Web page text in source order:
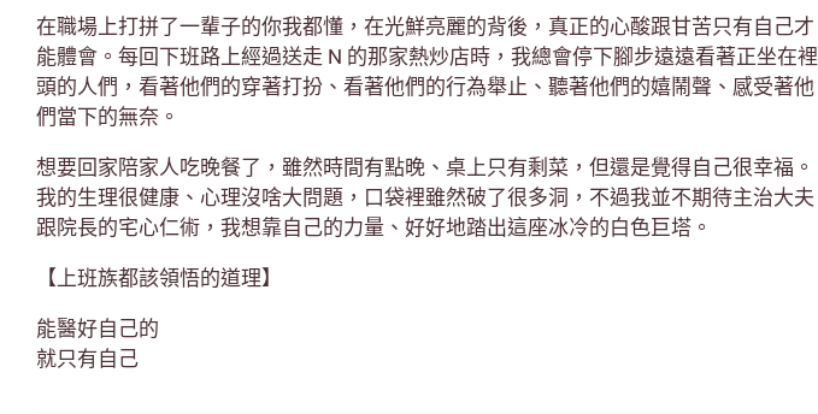
在職場上打拼了一輩子的你我都懂，在光鮮亮麗的背後，真正的心酸跟甘苦只有自己才
能體會。每回下班路上經過送走 N 的那家熱炒店時，我總會停下腳步遠遠看著正坐在裡
頭的人們，看著他們的穿著打扮、看著他們的行為舉止、聽著他們的嬉鬧聲、感受著他
們當下的無奈。
想要回家陪家人吃晚餐了，雖然時間有點晚、桌上只有剩菜，但還是覺得自己很幸福。
我的生理很健康、心理沒啥大問題，口袋裡雖然破了很多洞，不過我並不期待主治大夫
跟院長的宅心仁術，我想靠自己的力量、好好地踏出這座冰冷的白色巨塔。
【上班族都該領悟的道理】
能醫好自己的
就只有自己